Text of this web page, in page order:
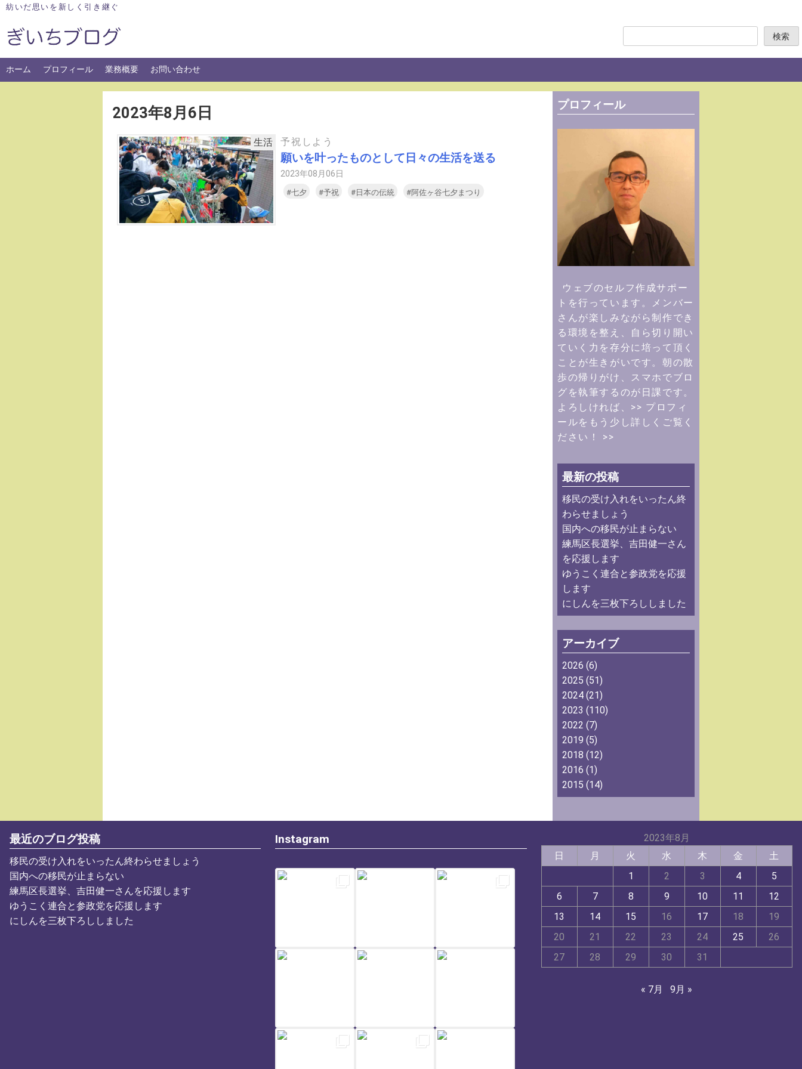
Skip
content
紡いだ思いを新しく引き継ぐ
索
検索
ホーム プロフィール 業務概要 お問い合わせ
2023年8月6日
予祝しよう
願いを叶ったものとして日々の生活を送る
2023年08月06日
#七夕 #予祝 #日本の伝統 #阿佐ヶ谷七夕まつり
生活
プロフィール
ウェブのセルフ作成サポー
トを行っています。メンバー
さんが楽しみながら制作でき
る環境を整え、自ら切り開い
ていく力を存分に培って頂く
ことが生きがいです。朝の散
歩の帰りがけ、スマホでブロ
グを執筆するのが日課です。
よろしければ、 >> プロフィ
ールをもう少し詳しくご覧く
ださい！ >>
最新の投稿
移民の受け入れをいったん終
わらせましょう
国内への移民が止まらない
練馬区長選挙、吉田健一さん
を応援します
ゆうこく連合と参政党を応援
します
にしんを三枚下ろししました
アーカイブ
2026 (6)
2025 (51)
2024(21)
2023 (110)
2022 (7)
2019 (5)
2018 (12)
2016 (1)
2015 (14)
最近のブログ投稿
移民の受け入れをいったん終わらせましょう
国内への移民が止まらない
練馬区長選挙、吉田健一さんを応援します
ゆうこく連合と参政党を応援します
にしんを三枚下ろししました
Instagram
2023年8月
日
月 火 水 木 金
土
1
2 3 4
5
6
7 8 9 10 11
12
13
14 15 16 17 18
19
20
21 22 23 24 25
26
27
28 29 30 31
« 7月 9月 »